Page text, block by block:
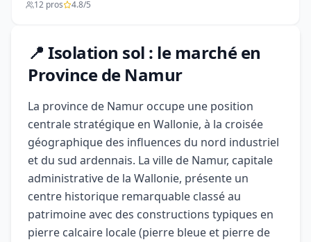
12 pros 4.8/5
📍 Isolation sol : le marché en
Province de Namur
La province de Namur occupe une position
centrale stratégique en Wallonie, à la croisée
géographique des influences du nord industriel
et du sud ardennais. La ville de Namur, capitale
administrative de la Wallonie, présente un
centre historique remarquable classé au
patrimoine avec des constructions typiques en
pierre calcaire locale (pierre bleue et pierre de